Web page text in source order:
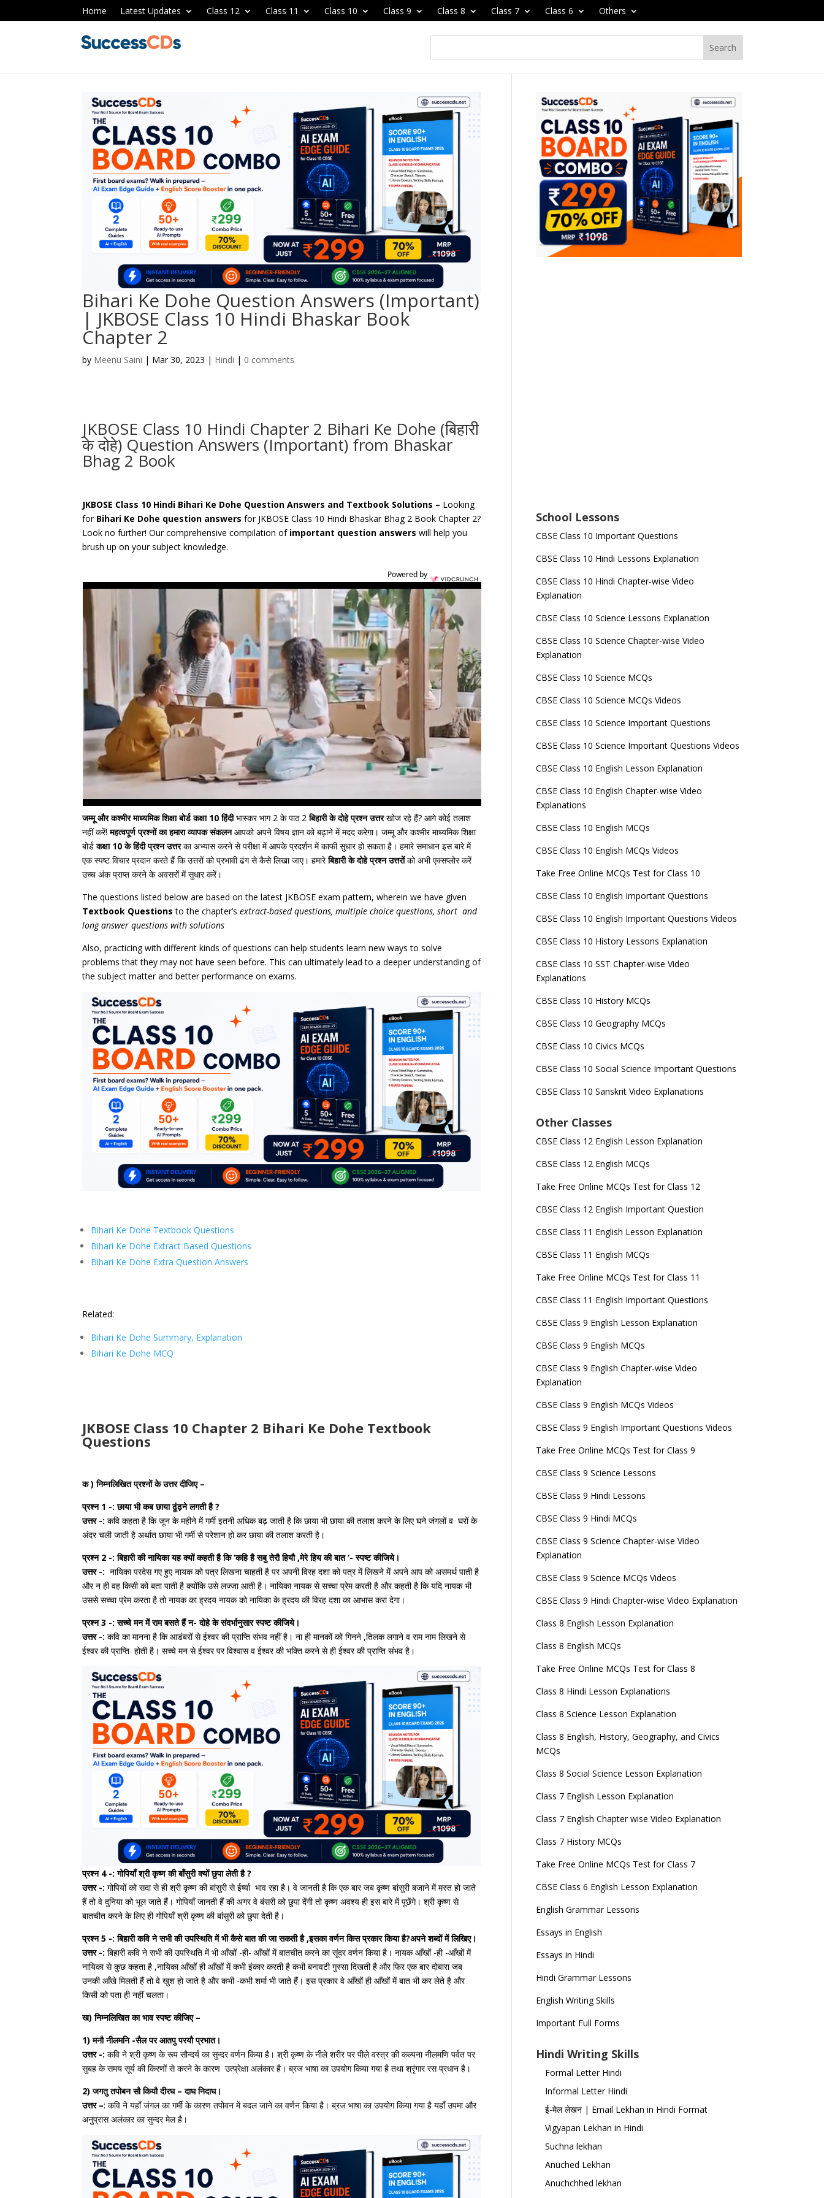
Home Latest Updates Class 12 Class 11 Class 10 Class 9 Class 8 Class 7 Class 6 Others
Bihari Ke Dohe Question Answers (Important)
| JKBOSE Class 10 Hindi Bhaskar Book
Chapter 2
by Meenu Saini | Mar 30, 2023 | Hindi | 0 comments
JKBOSE Class 10 Hindi Chapter 2 Bihari Ke Dohe (बिहारी
के दोहे) Question Answers (Important) from Bhaskar
Bhag 2 Book
JKBOSE Class 10 Hindi Bihari Ke Dohe Question Answers and Textbook Solutions – Looking
for Bihari Ke Dohe question answers for JKBOSE Class 10 Hindi Bhaskar Bhag 2 Book Chapter 2?
Look no further! Our comprehensive compilation of important question answers will help you
brush up on your subject knowledge.
Powered by
जम्मू और कश्मीर माध्यमिक शिक्षा बोर्ड कक्षा 10 हिंदीभास्कर भाग 2 के पाठ 2बिहारी के दोहे प्रश्न उत्तरखोज रहे हैं? आगे कोई तलाश
नहीं करें!महत्वपूर्ण प्रश्नों का हमारा व्यापक संकलनआपको अपने विषय ज्ञान को बढ़ाने में मदद करेगा। जम्मू और कश्मीर माध्यमिक शिक्षा
बोर्डकक्षा 10 के हिंदी प्रश्न उत्तरका अभ्यास करने से परीक्षा में आपके प्रदर्शन में काफी सुधार हो सकता है। हमारे समाधान इस बारे में
एक स्पष्ट विचार प्रदान करते हैं कि उत्तरों को प्रभावी ढंग से कैसे लिखा जाए। हमारेबिहारी के दोहे प्रश्न उत्तरोंको अभी एक्सप्लोर करें
उच्च अंक प्राप्त करने के अवसरों में सुधार करें।
The questions listed below are based on the latest JKBOSE exam pattern, wherein we have given
Textbook Questionsto the chapter’sextract-based questions, multiple choice questions, short and
long answer questions with solutions
Also, practicing with different kinds of questions can help students learn new ways to solve
problems that they may not have seen before. This can ultimately lead to a deeper understanding of
the subject matter and better performance on exams.
Bihari Ke Dohe Textbook Questions
Bihari Ke Dohe Extract Based Questions
Bihari Ke Dohe Extra Question Answers
Related:
Bihari Ke Dohe Summary, Explanation
Bihari Ke Dohe MCQ
JKBOSE Class 10 Chapter 2 Bihari Ke Dohe Textbook
Questions
क ) निम्नलिखित प्रश्नों के उत्तर दीजिए –
प्रश्न 1 -: छाया भी कब छाया ढूंढ़ने लगती है ?
उत्तर -: कवि कहता है कि जून के महीने में गर्मी इतनी अधिक बढ़ जाती है कि छाया भी छाया की तलाश करने के लिए घने जंगलों व घरों के
अंदर चली जाती है अर्थात छाया भी गर्मी से परेशान हो कर छाया की तलाश करती है।
प्रश्न 2 -: बिहारी की नायिका यह क्यों कहती है कि ‘कहि है सबु तेरौ हियौ ,मेरे हिय की बात ‘- स्पष्ट कीजिये।
उत्तर -:नायिका परदेस गए हुए नायक को पत्र लिखना चाहती है पर अपनी विरह दशा को पत्र में लिखने में अपने आप को असमर्थ पाती है
और न ही वह किसी को बता पाती है क्योंकि उसे लज्जा आती है। नायिका नायक से सच्चा प्रेम करती है और कहती है कि यदि नायक भी
उससे सच्चा प्रेम करता है तो नायक का ह्रदय नायक को नायिका के ह्रदय की विरह दशा का आभास करा देगा।
प्रश्न 3 -: सच्चे मन में राम बसते हैं न- दोहे के संदर्भानुसार स्पष्ट कीजिये।
उत्तर -: कवि का मानना है कि आडंबरों से ईश्वर की प्राप्ति संभव नहीं है। ना ही मानकों को गिनने ,तिलक लगाने व राम नाम लिखने से
ईश्वर की प्राप्ति होती है। सच्चे मन से ईश्वर पर विश्वास व ईश्वर की भक्ति करने से ही ईश्वर की प्राप्ति संभव है।
प्रश्न 4 -: गोपियाँ श्री कृष्ण की बाँसुरी क्यों छुपा लेती है ?
उत्तर -: गोपियों को सदा से ही श्री कृष्ण की बांसुरी से ईर्ष्या भाव रहा है। वे जानती है कि एक बार जब कृष्ण बांसुरी बजाने में मस्त हो जाते
हैं तो वे दुनिया को भूल जाते हैं। गोपियाँ जानती हैं की अगर वे बंसरी को छुपा देंगी तो कृष्ण अवश्य ही इस बारे में पूछेंगे। श्री कृष्ण से
बातचीत करने के लिए ही गोपियाँ श्री कृष्ण की बांसुरी को छुपा देती है।
प्रश्न 5 -: बिहारी कवि ने सभी की उपस्थिति में भी कैसे बात की जा सकती है ,इसका वर्णन किस प्रकार किया है?अपने शब्दों में लिखिए।
उत्तर -: बिहारी कवि ने सभी की उपस्थिति में भी आँखों -ही- आँखों में बातचीत करने का सूंदर वर्णन किया है। नायक आँखों -ही -आँखों में
नायिका से कुछ कहता है ,नायिका आँखों ही आँखों में कभी इंकार करती है कभी बनावटी गुस्सा दिखती है और फिर एक बार दोबारा जब
उनकी आँखे मिलती हैं तो वे खुश हो जाते है और कभी -कभी शर्मा भी जाते हैं। इस प्रकार वे आँखों ही आँखों में बात भी कर लेते है और
किसी को पता ही नहीं चलता।
ख) निम्नलिखित का भाव स्पष्ट कीजिए –
1) मनौ नीलमनि -सैल पर आतपु परयौ प्रभात।
उत्तर -: कवि ने श्री कृष्ण के रूप सौन्दर्य का सुन्दर वर्णन किया है। श्री कृष्ण के नीले शरीर पर पीले वस्त्र की कल्पना नीलमणि पर्वत पर
सुबह के समय सूर्य की किरणों से करने के कारण उत्प्रेक्षा अलंकार है। ब्रज भाषा का उपयोग किया गया है तथा श्रृंगार रस प्रधान है।
2) जगतु तपोबन सौ कियौ दीरघ – दाघ निदाघ।
उत्तर –: कवि ने यहाँ जंगल का गर्मी के कारण तपोवन में बदल जाने का वर्णन किया है। ब्रज भाषा का उपयोग किया गया है यहाँ उपमा और
अनुप्रास अलंकार का सुन्दर मेल है।
School Lessons
CBSE Class 10 Important Questions
CBSE Class 10 Hindi Lessons Explanation
CBSE Class 10 Hindi Chapter-wise Video
Explanation
CBSE Class 10 Science Lessons Explanation
CBSE Class 10 Science Chapter-wise Video
Explanation
CBSE Class 10 Science MCQs
CBSE Class 10 Science MCQs Videos
CBSE Class 10 Science Important Questions
CBSE Class 10 Science Important Questions Videos
CBSE Class 10 English Lesson Explanation
CBSE Class 10 English Chapter-wise Video
Explanations
CBSE Class 10 English MCQs
CBSE Class 10 English MCQs Videos
Take Free Online MCQs Test for Class 10
CBSE Class 10 English Important Questions
CBSE Class 10 English Important Questions Videos
CBSE Class 10 History Lessons Explanation
CBSE Class 10 SST Chapter-wise Video
Explanations
CBSE Class 10 History MCQs
CBSE Class 10 Geography MCQs
CBSE Class 10 Civics MCQs
CBSE Class 10 Social Science Important Questions
CBSE Class 10 Sanskrit Video Explanations
Other Classes
CBSE Class 12 English Lesson Explanation
CBSE Class 12 English MCQs
Take Free Online MCQs Test for Class 12
CBSE Class 12 English Important Question
CBSE Class 11 English Lesson Explanation
CBSE Class 11 English MCQs
Take Free Online MCQs Test for Class 11
CBSE Class 11 English Important Questions
CBSE Class 9 English Lesson Explanation
CBSE Class 9 English MCQs
CBSE Class 9 English Chapter-wise Video
Explanation
CBSE Class 9 English MCQs Videos
CBSE Class 9 English Important Questions Videos
Take Free Online MCQs Test for Class 9
CBSE Class 9 Science Lessons
CBSE Class 9 Hindi Lessons
CBSE Class 9 Hindi MCQs
CBSE Class 9 Science Chapter-wise Video
Explanation
CBSE Class 9 Science MCQs Videos
CBSE Class 9 Hindi Chapter-wise Video Explanation
Class 8 English Lesson Explanation
Class 8 English MCQs
Take Free Online MCQs Test for Class 8
Class 8 Hindi Lesson Explanations
Class 8 Science Lesson Explanation
Class 8 English, History, Geography, and Civics
MCQs
Class 8 Social Science Lesson Explanation
Class 7 English Lesson Explanation
Class 7 English Chapter wise Video Explanation
Class 7 History MCQs
Take Free Online MCQs Test for Class 7
CBSE Class 6 English Lesson Explanation
English Grammar Lessons
Essays in English
Essays in Hindi
Hindi Grammar Lessons
English Writing Skills
Important Full Forms
Hindi Writing Skills
Formal Letter Hindi
Informal Letter Hindi
ई-मेल लेखन | Email Lekhan in Hindi Format
Vigyapan Lekhan in Hindi
Suchna lekhan
Anuched Lekhan
Anuchchhed lekhan